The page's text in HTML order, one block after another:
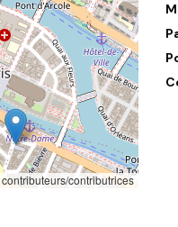
contributeurs/contributrices